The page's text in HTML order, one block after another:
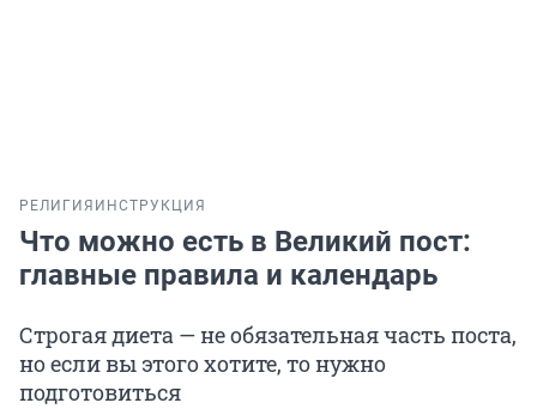
РЕЛИГИЯ ИНСТРУКЦИЯ
Что можно есть в Великий пост:
главные правила и календарь
Строгая диета — не обязательная часть поста,
но если вы этого хотите, то нужно
подготовиться